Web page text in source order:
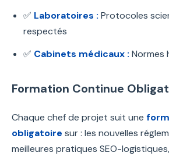
✅ Laboratoires : Protocoles
respectés
✅ Cabinets médicaux : Normes
Formation Continue
Chaque chef de projet suit une
obligatoire sur : les nouvelles
meilleures pratiques SEO-